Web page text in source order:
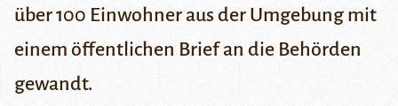
über 100 Einwohner aus der Umgebung mit
einem öffentlichen Brief an die Behörden
gewandt.